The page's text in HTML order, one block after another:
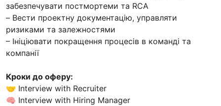
забезпечувати постмортеми та RCA
– Вести проектну документацію, управляти
ризиками та залежностями
– Ініціювати покращення процесів в команді та
компанії
Кроки до оферу:
🤝 Interview with Recruiter
🧠 Interview with Hiring Manager